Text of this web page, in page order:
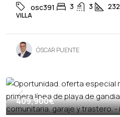
osc391 3 3 232
VILLA
ÓSCAR PUENTE
409,900€